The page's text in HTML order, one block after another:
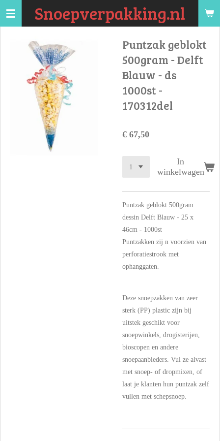
Ga
hoofdinhoud
Snoepverpakking.nl
Puntzak geblokt
500gram - Delft
Blauw - ds
1000st -
170312del
€ 67,50
In
winkelwagen
Puntzak geblokt 500gram
dessin Delft Blauw - 25 x
46cm - 1000st
Puntzakken zij n voorzien van
perforatiestrook met
ophanggaten.
Deze snoepzakken van zeer
sterk (PP) plastic zijn bij
uitstek geschikt voor
snoepwinkels, drogisterijen,
bioscopen en andere
snoepaanbieders. Vul ze alvast
met snoep- of dropmixen, of
laat je klanten hun puntzak zelf
vullen met schepsnoep.